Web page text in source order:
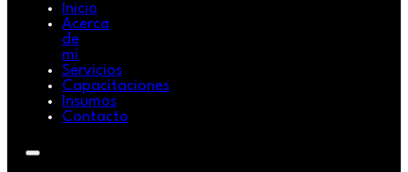
Inicio
Acerca
de
mi
Servicios
Capacitaciones
Insumos
Contacto